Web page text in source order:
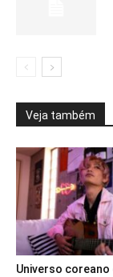
Veja também
Universo